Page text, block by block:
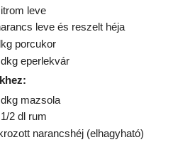
leve
leve és reszelt héja
porcukor
eperlekvár
mazsola
2 dl rum
narancshéj (elhagyható)